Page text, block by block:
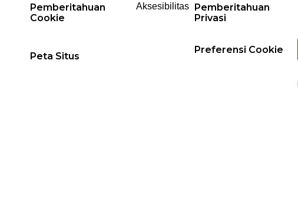
Pemberitahuan
Cookie
Peta Situs
Aksesibilitas
Pemberitahuan
Privasi
Preferensi Cookie